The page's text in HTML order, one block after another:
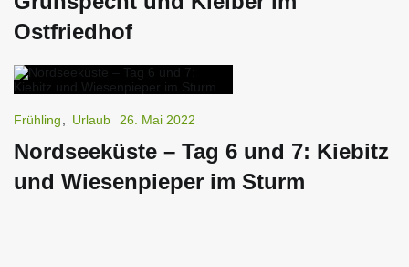
Ostfriedhof
Frühling Urlaub 26. Mai 2022
Nordseeküste – Tag 6 und 7: Kiebitz
und Wiesenpieper im Sturm